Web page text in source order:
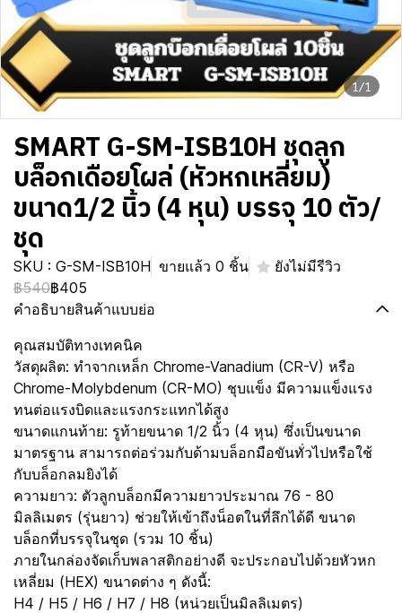
1/1
SMART G-SM-ISB10H ชุดลูก
บล็อกเดือยโผล่ (หัวหกเหลี่ยม)
ขนาด1/2 นิ้ว (4 หุน) บรรจุ 10 ตัว/
ชุด
SKU : G-SM-ISB10H ขายแล้ว 0 ชิ้น
ยังไม่มีรีวิว
฿540฿405
คำอธิบายสินค้าแบบย่อ
คุณสมบัติทางเทคนิค
วัสดุผลิต: ทำจากเหล็ก Chrome-Vanadium (CR-V) หรือ
Chrome-Molybdenum (CR-MO) ชุบแข็ง มีความแข็งแรง
ทนต่อแรงบิดและแรงกระแทกได้สูง
ขนาดแกนท้าย: รูท้ายขนาด 1/2 นิ้ว (4 หุน) ซึ่งเป็นขนาด
มาตรฐาน สามารถต่อร่วมกับด้ามบล็อกมือขันทั่วไปหรือใช้
กับบล็อกลมยิงได้
ความยาว: ตัวลูกบล็อกมีความยาวประมาณ 76 - 80
มิลลิเมตร (รุ่นยาว) ช่วยให้เข้าถึงน็อตในที่ลึกได้ดี ขนาด
บล็อกที่บรรจุในชุด (รวม 10 ชิ้น)
ภายในกล่องจัดเก็บพลาสติกอย่างดี จะประกอบไปด้วยหัวหก
เหลี่ยม (HEX) ขนาดต่าง ๆ ดังนี้:
H4 / H5 / H6 / H7 / H8 (หน่วยเป็นมิลลิเมตร)